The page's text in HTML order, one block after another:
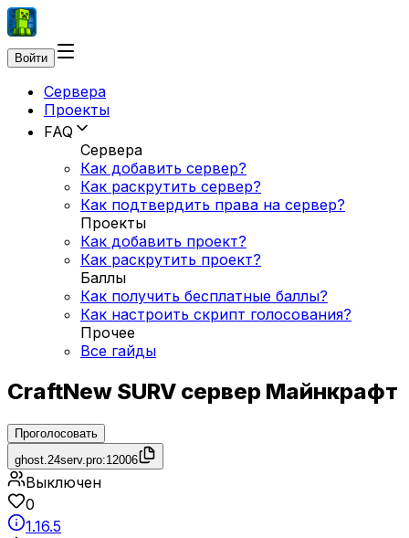
Войти
Сервера
Проекты
FAQ
Сервера
Как добавить сервер?
Как раскрутить сервер?
Как подтвердить права на сервер?
Проекты
Как добавить проект?
Как раскрутить проект?
Баллы
Как получить бесплатные баллы?
Как настроить скрипт голосования?
Прочее
Все гайды
CraftNew SURV сервер Майнкрафт
Проголосовать
ghost.24serv.pro:12006
Выключен
0
1.16.5